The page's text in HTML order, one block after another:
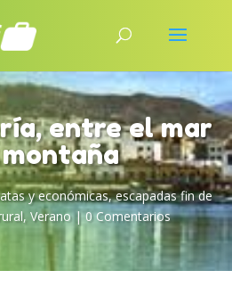
entre el mar
y económicas,escapadas fin de
, Verano|0 Comentarios